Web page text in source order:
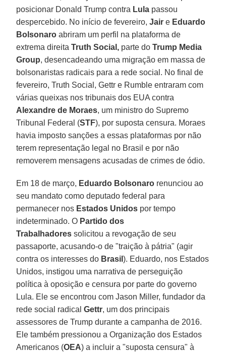
posicionar Donald Trump contra Lula passou
despercebido. No início de fevereiro,Jair e Eduardo
Bolsonaro abriram um perfil na plataforma de
extrema direitaTruth Social, parte doTrump Media
Group, desencadeando uma migração em massa de
bolsonaristas radicais para a rede social. No final de
fevereiro, Truth Social, Gettr e Rumble entraram com
várias queixas nos tribunais dos EUA contra
Alexandre de Moraes, um ministro do Supremo
Tribunal Federal (STF), por suposta censura. Moraes
havia imposto sanções a essas plataformas por não
terem representação legal no Brasil e por não
removerem mensagens acusadas de crimes de ódio.
Em 18 de março, Eduardo Bolsonaro renunciou ao
seu mandato como deputado federal para
permanecer nos Estados Unidos por tempo
indeterminado. O Partido dos
Trabalhadores solicitou a revogação de seu
passaporte, acusando-o de "traição à pátria" (agir
contra os interesses do Brasil). Eduardo, nos Estados
Unidos, instigou uma narrativa de perseguição
política à oposição e censura por parte do governo
Lula. Ele se encontrou com Jason Miller, fundador da
rede social radicalGettr, um dos principais
assessores de Trump durante a campanha de 2016.
Ele também pressionou a Organização dos Estados
Americanos (OEA) a incluir a "suposta censura" à